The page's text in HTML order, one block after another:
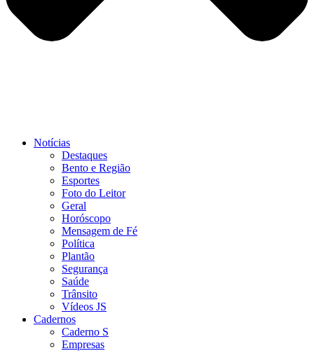
Notícias
Destaques
Bento e Região
Esportes
Foto do Leitor
Geral
Horóscopo
Mensagem de Fé
Política
Plantão
Segurança
Saúde
Trânsito
Vídeos JS
Cadernos
Caderno S
Empresas